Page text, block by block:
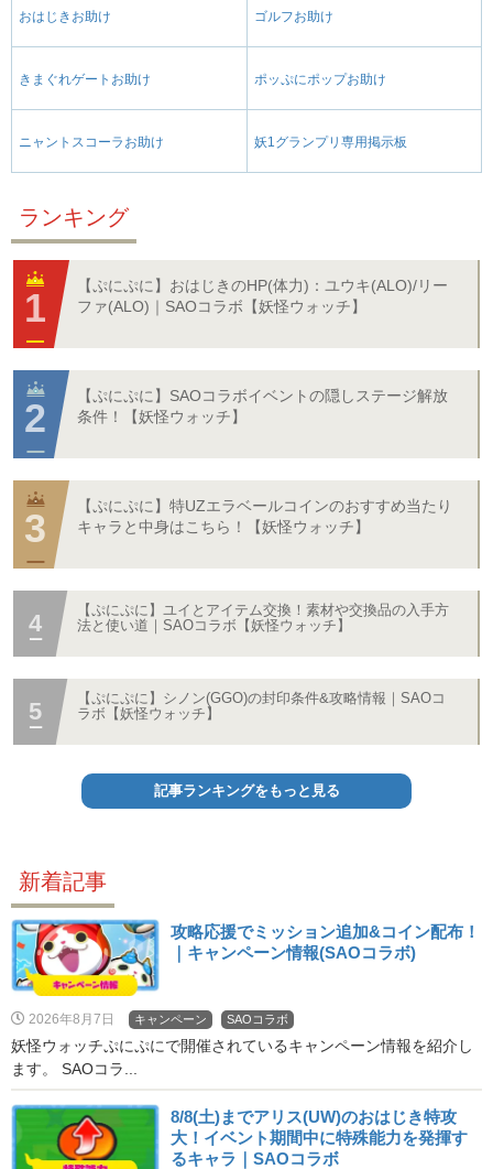
おはじきお助け ゴルフお助け
きまぐれゲートお助け ポッぷにポップお助け
ニャントスコーラお助け 妖1グランプリ専用掲示板
ランキング
【ぷにぷに】おはじきのHP(体力)：ユウキ(ALO)/リー
ファ(ALO)｜SAOコラボ【妖怪ウォッチ】
【ぷにぷに】SAOコラボイベントの隠しステージ解放
条件！【妖怪ウォッチ】
【ぷにぷに】特UZエラベールコインのおすすめ当たり
キャラと中身はこちら！【妖怪ウォッチ】
【ぷにぷに】ユイとアイテム交換！素材や交換品の入手方
法と使い道｜SAOコラボ【妖怪ウォッチ】
【ぷにぷに】シノン(GGO)の封印条件&攻略情報｜SAOコ
ラボ【妖怪ウォッチ】
記事ランキングをもっと見る
新着記事
攻略応援でミッション追加&コイン配布！
｜キャンペーン情報(SAOコラボ)
2026年8月7日 キャンペーン SAOコラボ
妖怪ウォッチぷにぷにで開催されているキャンペーン情報を紹介し
ます。 SAOコラ...
8/8(土)までアリス(UW)のおはじき特攻
大！イベント期間中に特殊能力を発揮す
るキャラ｜SAOコラボ